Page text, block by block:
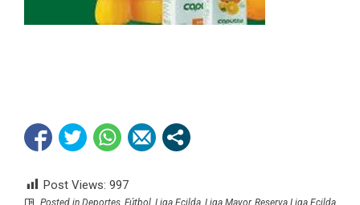
Post Views: 997
Posted in Deportes, Fútbol, Liga Ecilda, Liga Mayor, Reserva Liga Ecilda